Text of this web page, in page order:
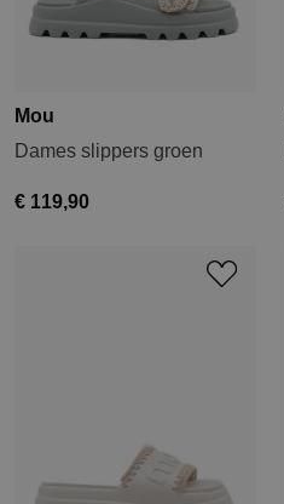
Mou
Dames slippers groen
€ 119,90